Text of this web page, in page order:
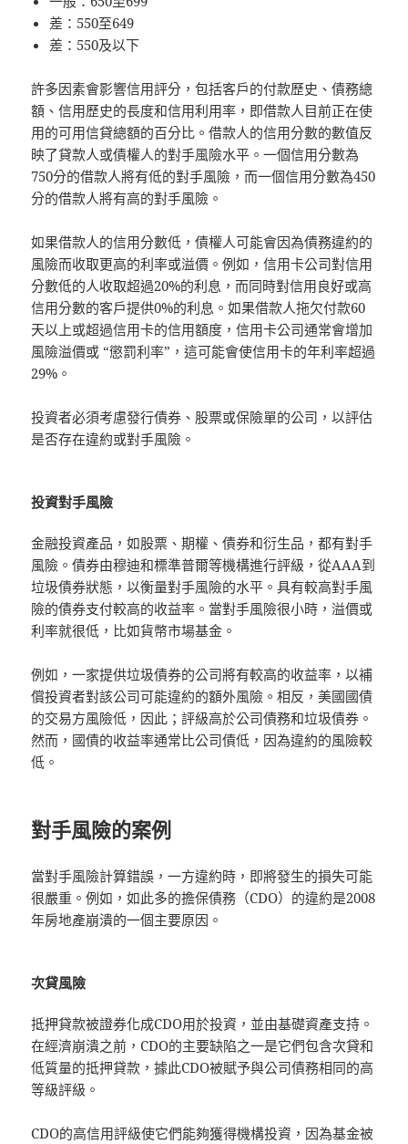
差：550至649
差：550及以下
許多因素會影響信用評分，包括客戶的付款歷史、債務總
額、信用歷史的長度和信用利用率，即借款人目前正在使
用的可用信貸總額的百分比。借款人的信用分數的數值反
映了貸款人或債權人的對手風險水平。一個信用分數為
750分的借款人將有低的對手風險，而一個信用分數為450
分的借款人將有高的對手風險。
如果借款人的信用分數低，債權人可能會因為債務違約的
風險而收取更高的利率或溢價。例如，信用卡公司對信用
分數低的人收取超過20%的利息，而同時對信用良好或高
信用分數的客戶提供0%的利息。如果借款人拖欠付款60
天以上或超過信用卡的信用額度，信用卡公司通常會增加
風險溢價或 “懲罰利率”，這可能會使信用卡的年利率超過
29%。
投資者必須考慮發行債券、股票或保險單的公司，以評估
是否存在違約或對手風險。
投資對手風險
金融投資產品，如股票、期權、債券和衍生品，都有對手
風險。債券由穆迪和標準普爾等機構進行評級，從AAA到
垃圾債券狀態，以衡量對手風險的水平。具有較高對手風
險的債券支付較高的收益率。當對手風險很小時，溢價或
利率就很低，比如貨幣市場基金。
例如，一家提供垃圾債券的公司將有較高的收益率，以補
償投資者對該公司可能違約的額外風險。相反，美國國債
的交易方風險低，因此；評級高於公司債務和垃圾債券。
然而，國債的收益率通常比公司債低，因為違約的風險較
低。
對手風險的案例
當對手風險計算錯誤，一方違約時，即將發生的損失可能
很嚴重。例如，如此多的擔保債務（CDO）的違約是2008
年房地產崩潰的一個主要原因。
次貸風險
抵押貸款被證券化成CDO用於投資，並由基礎資產支持。
在經濟崩潰之前，CDO的主要缺陷之一是它們包含次貸和
低質量的抵押貸款，據此CDO被賦予與公司債務相同的高
等級評級。
CDO的高信用評級使它們能夠獲得機構投資，因為基金被